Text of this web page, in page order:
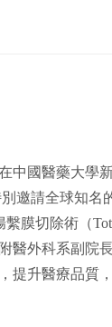
中國醫藥大學
邀請全球知
繫膜切除術（
醫外科系副院
提升醫療品質